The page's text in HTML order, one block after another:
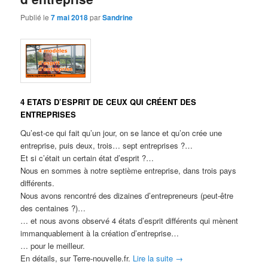
Publié le7 mai 2018parSandrine
4 ETATS D’ESPRIT DE CEUX QUI CRÉENT DES
ENTREPRISES
Qu’est-ce qui fait qu’un jour, on se lance et qu’on crée une
entreprise, puis deux, trois… sept entreprises ?…
Et si c’était un certain état d’esprit ?…
Nous en sommes à notre septième entreprise, dans trois pays
différents.
Nous avons rencontré des dizaines d’entrepreneurs (peut-être
des centaines ?)…
… et nous avons observé 4 états d’esprit différents qui mènent
immanquablement à la création d’entreprise…
… pour le meilleur.
En détails, sur Terre-nouvelle.fr. Lire la suite →